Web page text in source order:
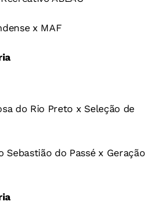
x MAF
do Rio Preto x Seleção de
Sebastião do Passé x Geração